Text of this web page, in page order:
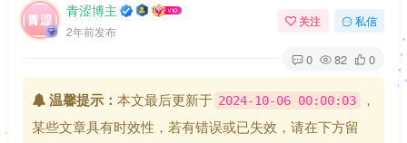
青涩博主
2年前发布
关注 私信
0 82 0
温馨提示： 本文最后更新于 2024-10-06 00:00:03
，
某些文章具有时效性，若有错误或已失效，请在下方留